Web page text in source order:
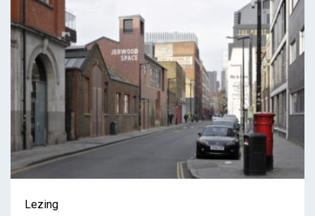
Witherford Watson Mann:
All Building is Rebuilding
Lezing